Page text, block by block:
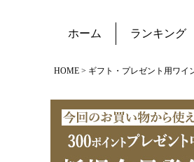
ホーム ランキング
HOME ギフト・プレゼント用ワイ